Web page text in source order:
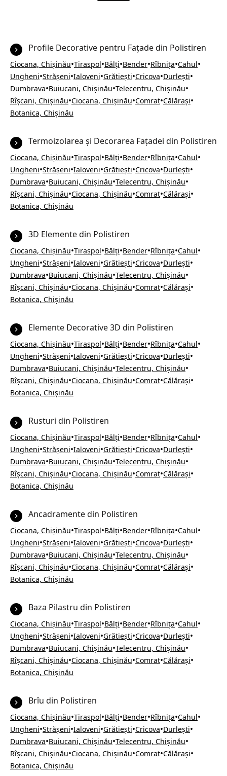
Profile Decorative pentru Fațade din Polistiren
Ciocana, Chișinău•Tiraspol•Bălți•Bender•Rîbnița•Cahul•
Ungheni•Strășeni•Ialoveni•Grătiești•Cricova•Durlești•
Dumbrava•Buiucani, Chișinău•Telecentru, Chișinău•
Rîșcani, Chișinău•Ciocana, Chișinău•Comrat•Călărași•
Botanica, Chișinău
Termoizolarea și Decorarea Fațadei din Polistiren
Ciocana, Chișinău•Tiraspol•Bălți•Bender•Rîbnița•Cahul•
Ungheni•Strășeni•Ialoveni•Grătiești•Cricova•Durlești•
Dumbrava•Buiucani, Chișinău•Telecentru, Chișinău•
Rîșcani, Chișinău•Ciocana, Chișinău•Comrat•Călărași•
Botanica, Chișinău
3D Elemente din Polistiren
Ciocana, Chișinău•Tiraspol•Bălți•Bender•Rîbnița•Cahul•
Ungheni•Strășeni•Ialoveni•Grătiești•Cricova•Durlești•
Dumbrava•Buiucani, Chișinău•Telecentru, Chișinău•
Rîșcani, Chișinău•Ciocana, Chișinău•Comrat•Călărași•
Botanica, Chișinău
Elemente Decorative 3D din Polistiren
Ciocana, Chișinău•Tiraspol•Bălți•Bender•Rîbnița•Cahul•
Ungheni•Strășeni•Ialoveni•Grătiești•Cricova•Durlești•
Dumbrava•Buiucani, Chișinău•Telecentru, Chișinău•
Rîșcani, Chișinău•Ciocana, Chișinău•Comrat•Călărași•
Botanica, Chișinău
Rusturi din Polistiren
Ciocana, Chișinău•Tiraspol•Bălți•Bender•Rîbnița•Cahul•
Ungheni•Strășeni•Ialoveni•Grătiești•Cricova•Durlești•
Dumbrava•Buiucani, Chișinău•Telecentru, Chișinău•
Rîșcani, Chișinău•Ciocana, Chișinău•Comrat•Călărași•
Botanica, Chișinău
Ancadramente din Polistiren
Ciocana, Chișinău•Tiraspol•Bălți•Bender•Rîbnița•Cahul•
Ungheni•Strășeni•Ialoveni•Grătiești•Cricova•Durlești•
Dumbrava•Buiucani, Chișinău•Telecentru, Chișinău•
Rîșcani, Chișinău•Ciocana, Chișinău•Comrat•Călărași•
Botanica, Chișinău
Baza Pilastru din Polistiren
Ciocana, Chișinău•Tiraspol•Bălți•Bender•Rîbnița•Cahul•
Ungheni•Strășeni•Ialoveni•Grătiești•Cricova•Durlești•
Dumbrava•Buiucani, Chișinău•Telecentru, Chișinău•
Rîșcani, Chișinău•Ciocana, Chișinău•Comrat•Călărași•
Botanica, Chișinău
Brîu din Polistiren
Ciocana, Chișinău•Tiraspol•Bălți•Bender•Rîbnița•Cahul•
Ungheni•Strășeni•Ialoveni•Grătiești•Cricova•Durlești•
Dumbrava•Buiucani, Chișinău•Telecentru, Chișinău•
Rîșcani, Chișinău•Ciocana, Chișinău•Comrat•Călărași•
Botanica, Chișinău